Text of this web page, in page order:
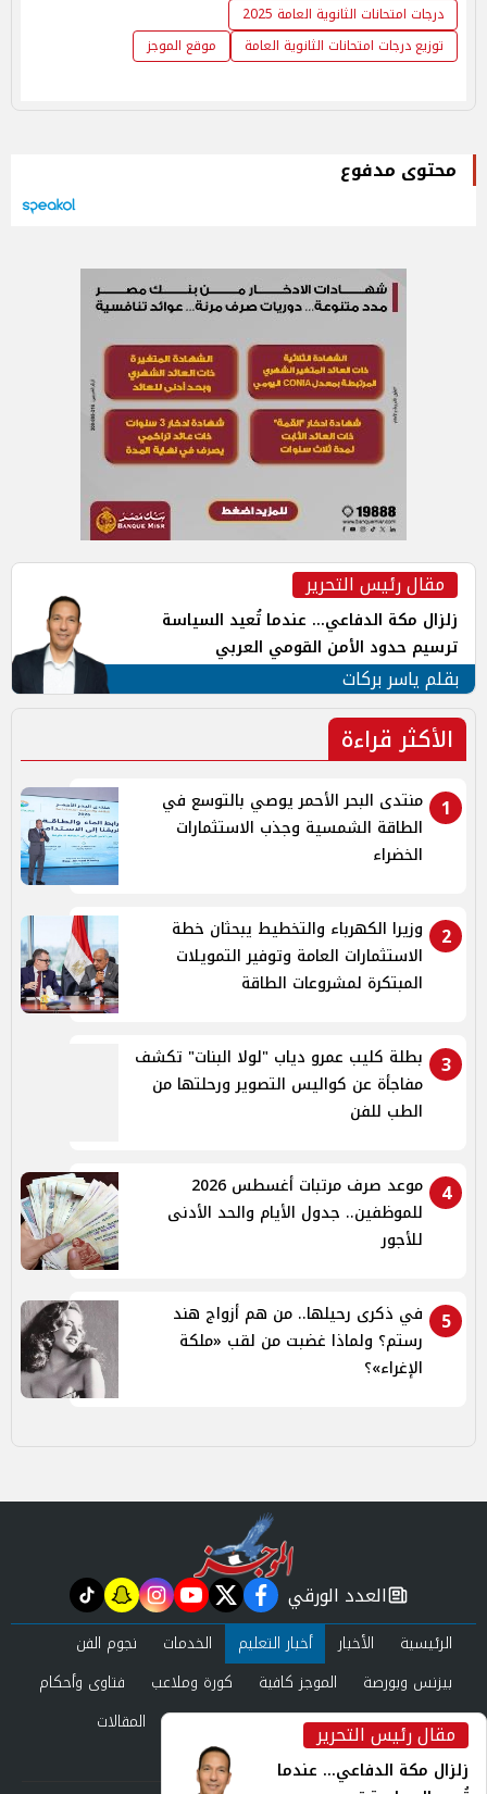
درجات امتحانات الثانوية العامة 2025
توزيع درجات امتحانات الثانوية العامة
موقع الموجز
محتوى مدفوع
مقال رئيس التحرير
زلزال مكة الدفاعي... عندما تُعيد السياسة
ترسيم حدود الأمن القومي العربي
بقلم ياسر بركات
الأكثر قراءة
1
منتدى البحر الأحمر يوصي بالتوسع في
الطاقة الشمسية وجذب الاستثمارات
الخضراء
2
وزيرا الكهرباء والتخطيط يبحثان خطة
الاستثمارات العامة وتوفير التمويلات
المبتكرة لمشروعات الطاقة
3
بطلة كليب عمرو دياب "لولا البنات" تكشف
مفاجأة عن كواليس التصوير ورحلتها من
الطب للفن
4
موعد صرف مرتبات أغسطس 2026
للموظفين.. جدول الأيام والحد الأدنى
للأجور
5
في ذكرى رحيلها.. من هم أزواج هند
رستم؟ ولماذا غضبت من لقب «ملكة
الإغراء»؟
مقال رئيس التحرير
زلزال مكة الدفاعي... عندما
newspaper
العدد الورقي facebook
twitter
youtube
instagram
snapchat
tiktok
الرئيسية الأخبار أخبار التعليم الخدمات
نجوم الفن
بيزنس وبورصة
الموجز كافية كورة وملاعب
فتاوى وأحكام
صحة وجمال
عرب وعالم حوادث ومحاكم
المقالات
العدد الورقي